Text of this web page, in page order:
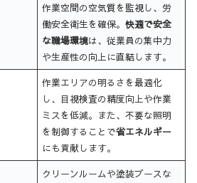
作業空間の空気質を監視し、労
働安全衛生を確保。快適で安全
な職場環境は、従業員の集中力
や生産性の向上に直結します。
作業エリアの明るさを最適化
し、目視検査の精度向上や作業
ミスを低減。また、不要な照明
を制御することで省エネルギー
にも貢献します。
クリーンルームや塗装ブースな